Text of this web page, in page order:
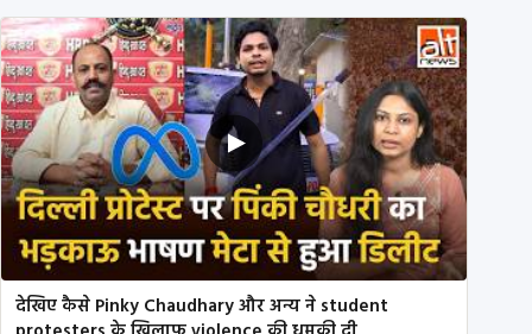
देखिए कैसे Pinky Chaudhary और अन्य ने student